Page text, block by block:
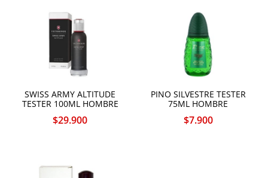
SWISS ARMY ALTITUDE
TESTER 100ML HOMBRE
$29.900
PINO SILVESTRE TESTER
75ML HOMBRE
$7.900